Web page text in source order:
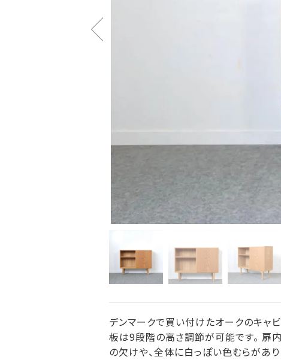
デンマークで買い付けたオークのキャ
板は9段階の高さ調節が可能です。 扉
の欠けや、全体に白っぽい色むらがあ